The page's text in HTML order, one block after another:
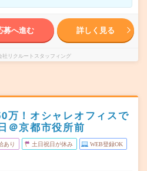
募へ進む 詳しく見る
社リクルートスタッフィング
万！オシャレオフィスで
＠京都市役所前
あり 土日祝日が休み WEB登録OK